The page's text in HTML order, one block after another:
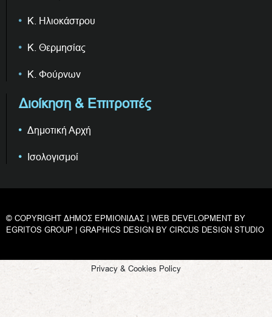
Κ. Ηλιοκάστρου
Κ. Θερμησίας
Κ. Φούρνων
Διοίκηση & Επιτροπές
Δημοτική Αρχή
Ισολογισμοί
© COPYRIGHT ΔΗΜΟΣ ΕΡΜΙΟΝΙΔΑΣ | WEB DEVELOPMENT BY
EGRITOS GROUP | GRAPHICS DESIGN BY CIRCUS DESIGN STUDIO
Privacy & Cookies Policy